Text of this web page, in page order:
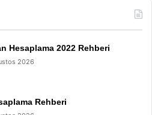
Hesaplama 2022 Rehberi
2026
Rehberi